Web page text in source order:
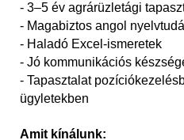
- 3–5 év agrárüzletági
- Magabiztos angol
- Haladó Excel-ismeretek
- Jó kommunikációs
- Tapasztalat
ügyletekben
Amit kínálunk: